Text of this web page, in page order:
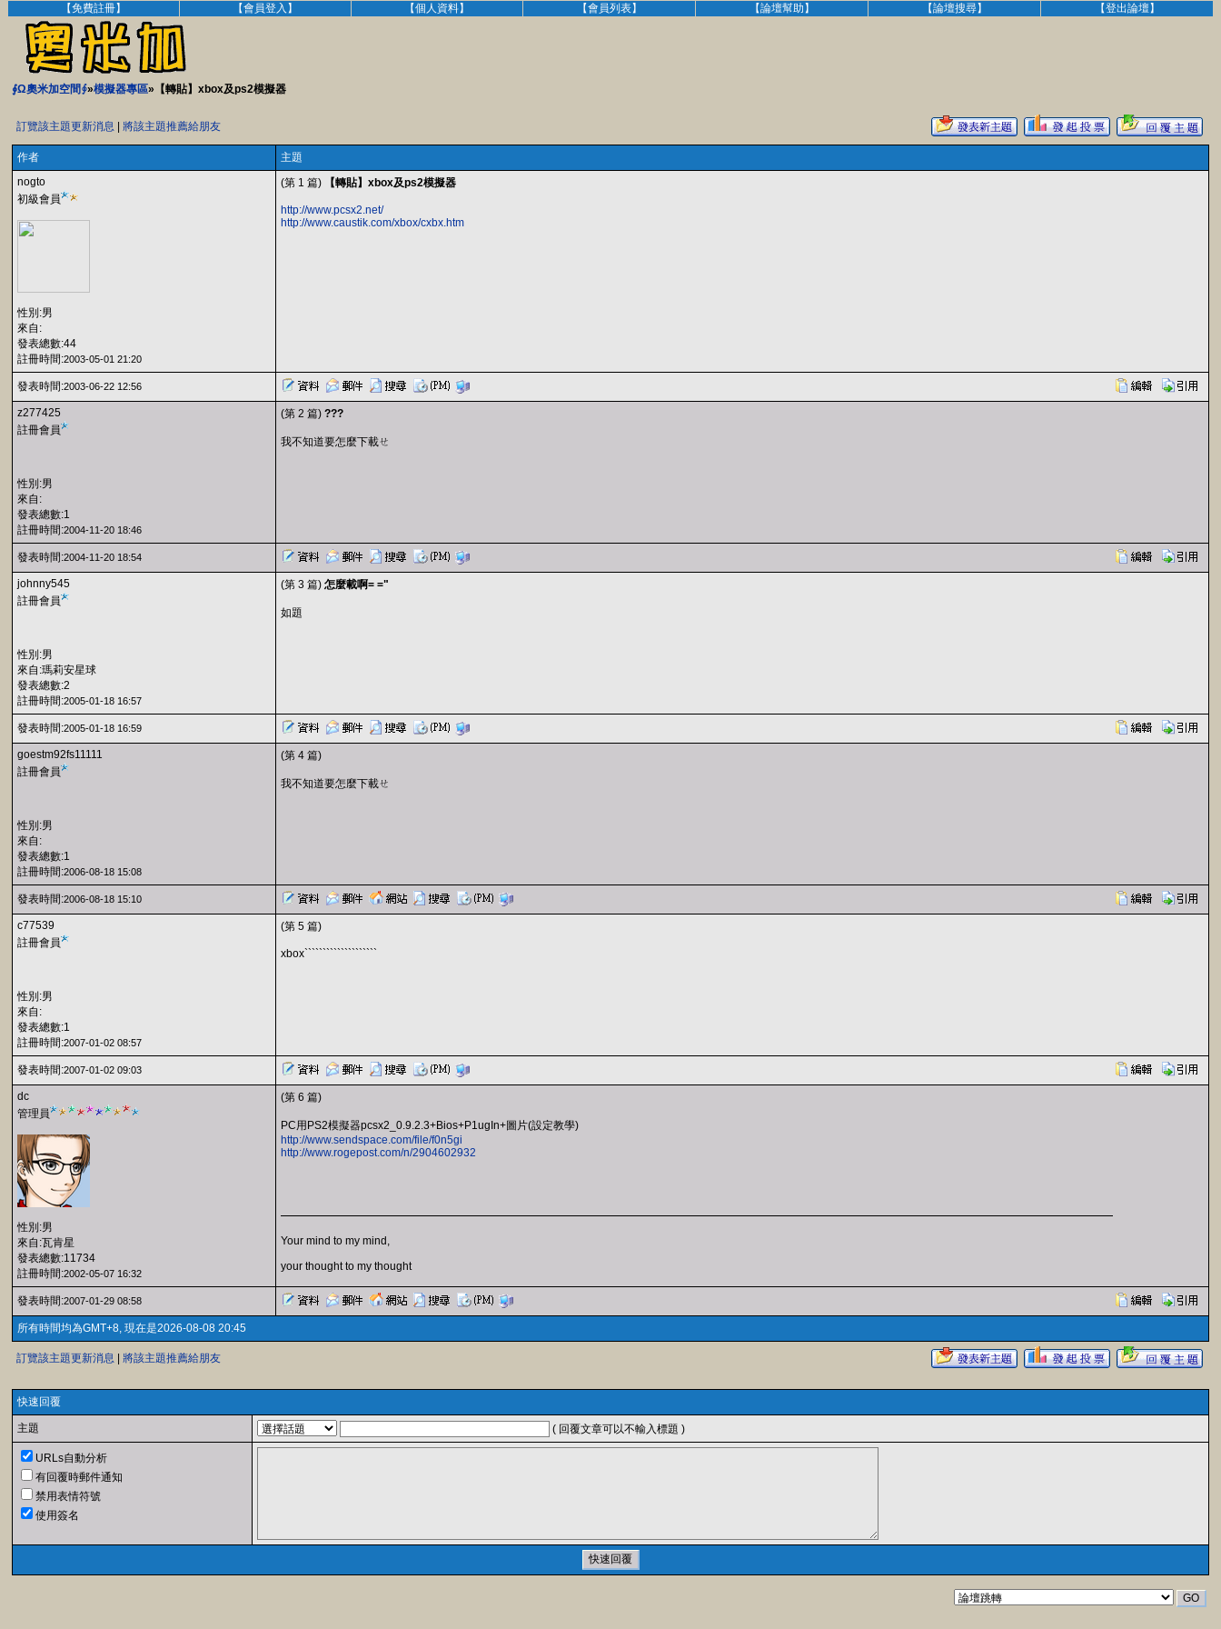
【免費註冊】 【會員登入】 【個人資料】 【會員列表】 【論壇幫助】 【論壇搜尋】 【登出論壇】
∮Ω奧米加空間∮»模擬器專區»【轉貼】xbox及ps2模擬器
訂覽該主題更新消息 將該主題推薦給朋友
作者
主題
nogto
初級會員
性別:男
來自:
發表總數:44
註冊時間:2003-05-01 21:20
(第 1 篇) 【轉貼】xbox及ps2模擬器
http://www.pcsx2.net/
http://www.caustik.com/xbox/cxbx.htm
發表時間:2003-06-22 12:56
z277425
註冊會員
性別:男
來自:
發表總數:1
註冊時間:2004-11-20 18:46
(第 2 篇) ???
我不知道要怎麼下載ㄝ
發表時間:2004-11-20 18:54
johnny545
註冊會員
性別:男
來自:瑪莉安星球
發表總數:2
註冊時間:2005-01-18 16:57
(第 3 篇) 怎麼載啊= ="
如題
發表時間:2005-01-18 16:59
goestm92fs11111
註冊會員
性別:男
來自:
發表總數:1
註冊時間:2006-08-18 15:08
(第 4 篇)
我不知道要怎麼下載ㄝ
發表時間:2006-08-18 15:10
c77539
註冊會員
性別:男
來自:
發表總數:1
註冊時間:2007-01-02 08:57
(第 5 篇)
xbox````````````````````
發表時間:2007-01-02 09:03
dc
管理員
性別:男
來自:瓦肯星
發表總數:11734
註冊時間:2002-05-07 16:32
(第 6 篇)
PC用PS2模擬器pcsx2_0.9.2.3+Bios+P1ugIn+圖片(設定教學)
http://www.sendspace.com/file/f0n5gi
http://www.rogepost.com/n/2904602932
Your mind to my mind,
your thought to my thought
發表時間:2007-01-29 08:58
所有時間均為GMT+8, 現在是2026-08-08 20:45
訂覽該主題更新消息 將該主題推薦給朋友
快速回覆
主題 ( 回覆文章可以不輸入標題 )
URLs自動分析
有回覆時郵件通知
禁用表情符號
使用簽名